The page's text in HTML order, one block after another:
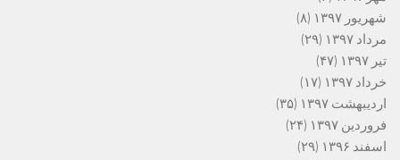
شهریور ۱۳۹۷
(۸)
مرداد ۱۳۹۷
(۲۹)
تیر ۱۳۹۷
(۴۷)
خرداد ۱۳۹۷
(۱۷)
اردیبهشت ۱۳۹۷
(۳۵)
فروردین ۱۳۹۷
(۲۴)
اسفند ۱۳۹۶
(۲۹)